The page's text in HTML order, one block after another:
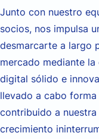
Junto con nuestro
socios, nos impulsa
desmarcarte a largo
mercado mediante
digital sólido e
llevado a cabo
contribuido a
crecimiento